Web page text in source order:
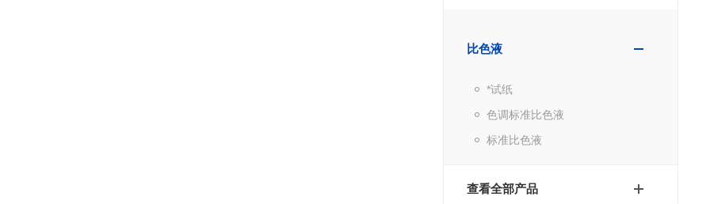
比色液
*试纸
色调标准比色液
标准比色液
查看全部产品